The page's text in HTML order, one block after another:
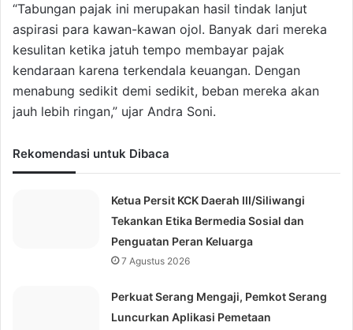
“Tabungan pajak ini merupakan hasil tindak lanjut
aspirasi para kawan-kawan ojol. Banyak dari mereka
kesulitan ketika jatuh tempo membayar pajak
kendaraan karena terkendala keuangan. Dengan
menabung sedikit demi sedikit, beban mereka akan
jauh lebih ringan,” ujar Andra Soni.
Rekomendasi untuk Dibaca
Ketua Persit KCK Daerah III/Siliwangi
Tekankan Etika Bermedia Sosial dan
Penguatan Peran Keluarga
7 Agustus 2026
Perkuat Serang Mengaji, Pemkot Serang
Luncurkan Aplikasi Pemetaan